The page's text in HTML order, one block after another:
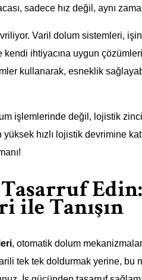
sadece hız değil, aynı
Varil dolum sistemleri,
kendi ihtiyacına uygun
kullanarak, esneklik
işlemlerinde değil, lojistik
hızlı lojistik devrimine
ile Tanışın
, otomatik dolum
tek tek doldurmak yerine, bu